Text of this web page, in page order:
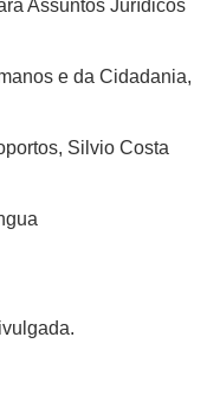
Assuntos Jurídicos
e da Cidadania,
Silvio Costa